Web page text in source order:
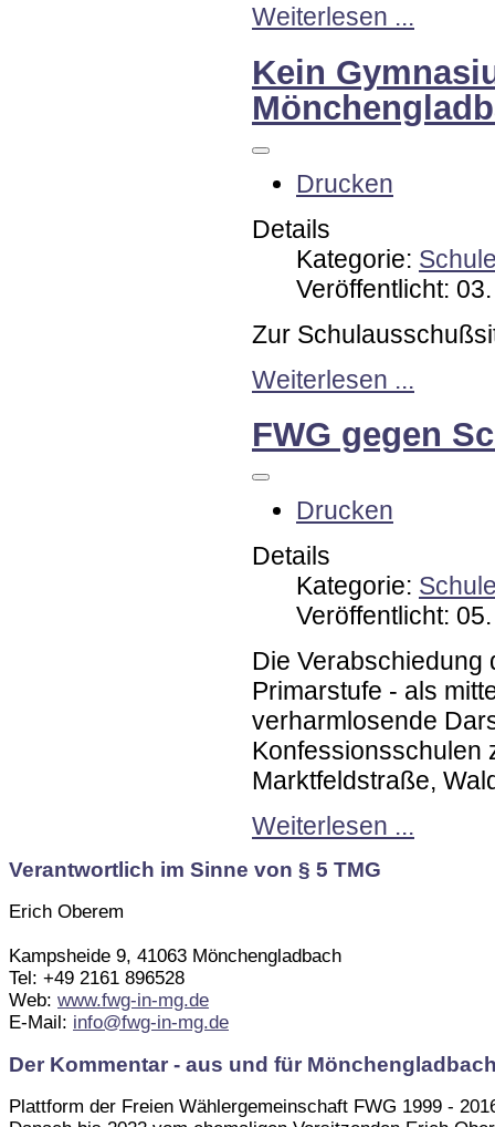
Weiterlesen ...
Kein
Drucken
Details
Kategorie:
Veröffentlicht:
Zur
Weiterlesen ...
FWG gegen
Drucken
Details
Kategorie:
Veröffentlicht:
Die Verabschiedung
Primarstufe - als
verharmlosende
Konfessionsschulen
Marktfeldstraße,
Weiterlesen ...
Verantwortlich im Sinne von § 5 TMG
Erich Oberem
Kampsheide 9, 41063 Mönchengladbach
Tel: +49 2161 896528
Web: www.fwg-in-mg.de
E-Mail: info@fwg-in-mg.de
Der Kommentar - aus und für
Plattform der Freien Wählergemeinschaft FWG 1999 -